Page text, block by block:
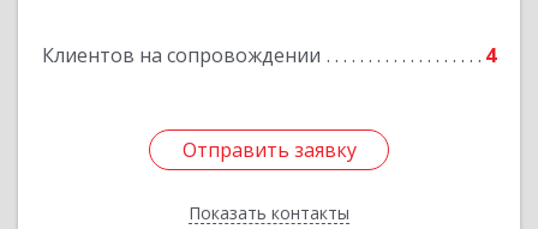
Клиентов на сопровождении 4
Отправить заявку
Показать контакты
Отправить заявку
Назад